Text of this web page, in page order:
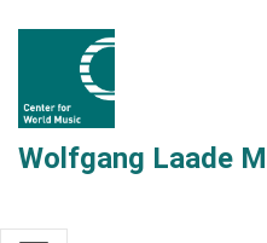
Wolfgang Laade